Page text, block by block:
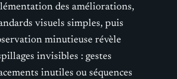
des améliorations,
visuels simples, puis
minutieuse révèle
invisibles : gestes
inutiles ou séquences